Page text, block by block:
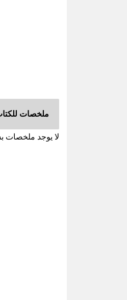
ملخصات
لا يوجد ملخصات